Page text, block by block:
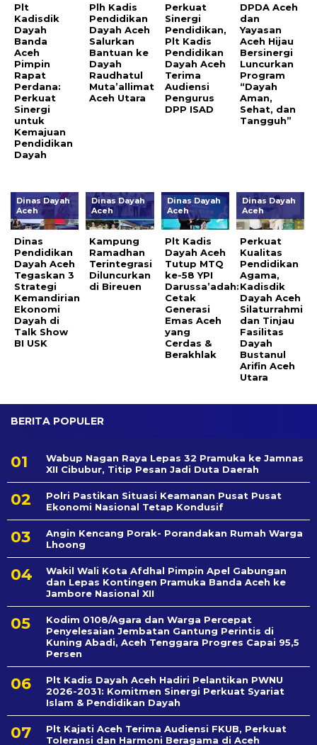
Plt
Kadisdik
Dayah
Banda
Aceh
Pimpin
Rapat
Perdana:
Perkuat
Sinergi
untuk
Kemajuan
Pendidikan
Dayah
Plh Kadis
Pendidikan
Dayah Aceh
Salurkan
Bantuan ke
Dayah
Raudhatul
Muta’allimat
Aceh Utara
Perkuat
Sinergi
Pendidikan,
Plt Kadis
Pendidikan
Dayah Aceh
Terima
Audiensi
Pengurus
DPP ISAD
DPDA Aceh
dan
Yayasan
Aceh Hijau
Bersinergi
Luncurkan
Program
“Dayah
Aman,
Sehat, dan
Tangguh”
Dinas Dayah
Aceh
Dinas
Pendidikan
Dayah Aceh
Tegaskan 3
Strategi
Kemandirian
Ekonomi
Dayah di
Talk Show
BI USK
Dinas Dayah
Aceh
Kampung
Ramadhan
Terintegrasi
Diluncurkan
di Bireuen
Dinas Dayah
Aceh
Plt Kadis
Dayah Aceh
Tutup MTQ
ke-58 YPI
Darussa’adah:
Cetak
Generasi
Emas Aceh
yang
Cerdas &
Berakhlak
Dinas Dayah
Aceh
Perkuat
Kualitas
Pendidikan
Agama,
Kadisdik
Dayah Aceh
Silaturrahmi
dan Tinjau
Fasilitas
Dayah
Bustanul
Arifin Aceh
Utara
BERITA POPULER
Wabup Nagan Raya Lepas 32 Pramuka ke Jamnas
XII Cibubur, Titip Pesan Jadi Duta Daerah
Polri Pastikan Situasi Keamanan Pusat Pusat
Ekonomi Nasional Tetap Kondusif
Angin Kencang Porak- Porandakan Rumah Warga
Lhoong
Wakil Wali Kota Afdhal Pimpin Apel Gabungan
dan Lepas Kontingen Pramuka Banda Aceh ke
Jambore Nasional XII
Kodim 0108/Agara dan Warga Percepat
Penyelesaian Jembatan Gantung Perintis di
Kuning Abadi, Aceh Tenggara Progres Capai 95,5
Persen
Plt Kadis Dayah Aceh Hadiri Pelantikan PWNU
2026-2031: Komitmen Sinergi Perkuat Syariat
Islam & Pendidikan Dayah
Plt Kajati Aceh Terima Audiensi FKUB, Perkuat
Toleransi dan Harmoni Beragama di Aceh